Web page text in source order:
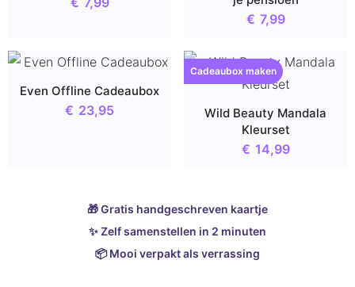
€ 7,99
Even Offline Cadeaubox
€ 23,95
Cadeaubox maken
Wild Beauty Mandala
Kleurset
€ 14,99
🎁 Gratis handgeschreven kaartje
✨ Zelf samenstellen in 2 minuten
📦 Mooi verpakt als verrassing